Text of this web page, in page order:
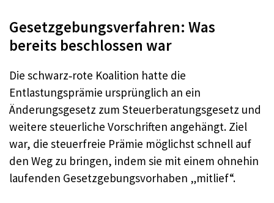
Gesetzgebungsverfahren: Was
bereits beschlossen war
Die schwarz‑rote Koalition hatte die
Entlastungsprämie ursprünglich an ein
Änderungsgesetz zum Steuerberatungsgesetz und
weitere steuerliche Vorschriften angehängt. Ziel
war, die steuerfreie Prämie möglichst schnell auf
den Weg zu bringen, indem sie mit einem ohnehin
laufenden Gesetzgebungsvorhaben „mitlief“.